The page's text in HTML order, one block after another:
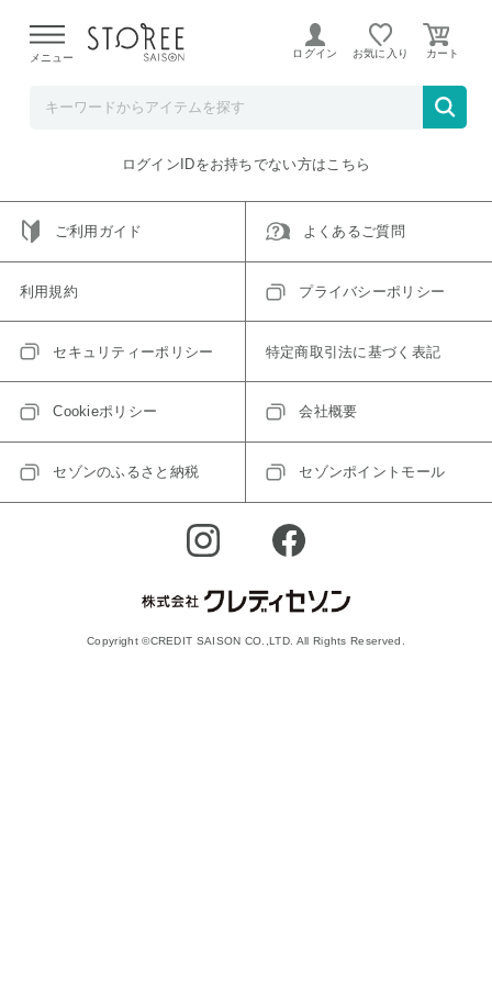
よる配送遅延が発生しております。
メニュー ログイン お気に入り
ご指定のアイテムは取り扱い終了、またはただいま取り扱い
トップへ戻る
ログインIDをお持ちでない方はこちら
ご利用ガイド よくあるご質問
利用規約 プライバシーポリシー
セキュリティーポリシー 特定商取引法に基づく表記
Cookieポリシー 会社概要
セゾンのふるさと納税 セゾンポイントモール
Copyright ©CREDIT SAISON CO.,LTD. All Rights Reserved.